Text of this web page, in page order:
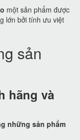
một sản phẩm được
lớn bởi tính ưu việt
sản
hãng và
những sản phẩm